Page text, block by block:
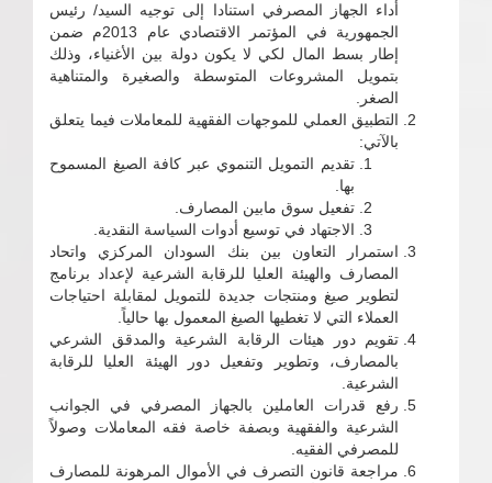
أداء الجهاز المصرفي استنادا إلى توجيه السيد/ رئيس
الجمهورية في المؤتمر الاقتصادي عام 2013م ضمن
إطار بسط المال لكي لا يكون دولة بين الأغنياء، وذلك
بتمويل المشروعات المتوسطة والصغيرة والمتناهية
الصغر.
التطبيق العملي للموجهات الفقهية للمعاملات فيما يتعلق
بالآتي:
تقديم التمويل التنموي عبر كافة الصيغ المسموح
بها.
تفعيل سوق مابين المصارف.
الاجتهاد في توسيع أدوات السياسة النقدية.
استمرار التعاون بين بنك السودان المركزي واتحاد
المصارف والهيئة العليا للرقابة الشرعية لإعداد برنامج
لتطوير صيغ ومنتجات جديدة للتمويل لمقابلة احتياجات
العملاء التي لا تغطيها الصيغ المعمول بها حالياً.
تقويم دور هيئات الرقابة الشرعية والمدقق الشرعي
بالمصارف، وتطوير وتفعيل دور الهيئة العليا للرقابة
الشرعية.
رفع قدرات العاملين بالجهاز المصرفي في الجوانب
الشرعية والفقهية وبصفة خاصة فقه المعاملات وصولاً
للمصرفي الفقيه.
مراجعة قانون التصرف في الأموال المرهونة للمصارف